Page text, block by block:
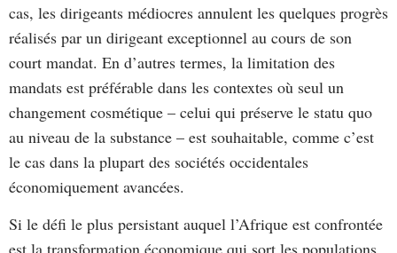
cas, les dirigeants médiocres annulent les quelques progrès
réalisés par un dirigeant exceptionnel au cours de son
court mandat. En d’autres termes, la limitation des
mandats est préférable dans les contextes où seul un
changement cosmétique – celui qui préserve le statu quo
au niveau de la substance – est souhaitable, comme c’est
le cas dans la plupart des sociétés occidentales
économiquement avancées.
Si le défi le plus persistant auquel l’Afrique est confrontée
est la transformation économique qui sort les populations